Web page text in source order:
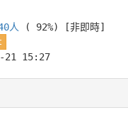
人 ( 92%)
[非即時]
21 15:27